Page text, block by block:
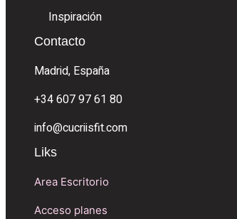
Inspiración
Contacto
Madrid, España
+34 607 97 61 80
info@cucriisfit.com
Liks
Area Escritorio
Acceso planes